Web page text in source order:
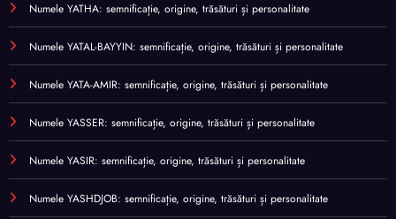
Numele YATHA: semnificație, origine, trăsături și personalitate
Numele YATAL-BAYYIN: semnificație, origine, trăsături și personalitate
Numele YATA-AMIR: semnificație, origine, trăsături și personalitate
Numele YASSER: semnificație, origine, trăsături și personalitate
Numele YASIR: semnificație, origine, trăsături și personalitate
Numele YASHDJOB: semnificație, origine, trăsături și personalitate